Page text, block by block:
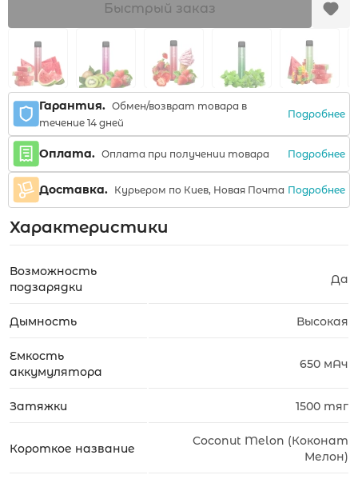
Быстрый заказ
Гарантия. Обмен/возврат товара в
течение 14 дней
Подробнее
Оплата. Оплата при получении товара Подробнее
Доставка. Курьером по Киев, Новая Почта Подробнее
Характеристики
Возможность
подзарядки
Да
Дымность Высокая
Емкость
аккумулятора
650 мАч
Затяжки 1500 тяг
Короткое название
Coconut Melon (Коконат
Мелон)